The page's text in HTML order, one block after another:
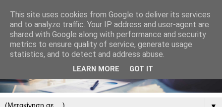
This site uses cookies from Google to deliver its services
and to analyze traffic. Your IP address and user-agent are
shared with Google along with performance and security
metrics to ensure quality of service, generate usage
statistics, and to detect and address abuse.
LEARN MORE GOT IT